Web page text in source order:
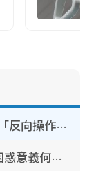
WhatsApp預設貼圖點刪？揭1招「反向操作」還原簡潔介面 附3步實測教學
香港山邊鐵閘邊門大開？內地客困惑意義何在！網民神回覆：呢種叫法理性防禦